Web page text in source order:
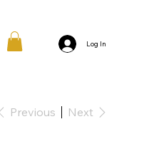
Previous Next
Log In